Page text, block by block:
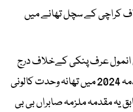
کراچی کے سچل تھانے میں
انمول عرف پنکی کےخلاف درج
ایک اور مقدمہ سامنے آگیا۔ یہ مقدمہ 2024 میں تھانہ وحدت کالونی
یہ مقدمہ ملزمہ صابراں بی بی